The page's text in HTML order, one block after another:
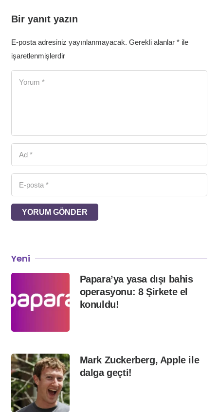
Bir yanıt yazın
E-posta adresiniz yayınlanmayacak. Gerekli alanlar *ile
işaretlenmişlerdir
YORUM GÖNDER
Yeni
Papara’ya yasa dışı bahis
operasyonu: 8 Şirkete el
konuldu!
Mark Zuckerberg, Apple ile
dalga geçti!